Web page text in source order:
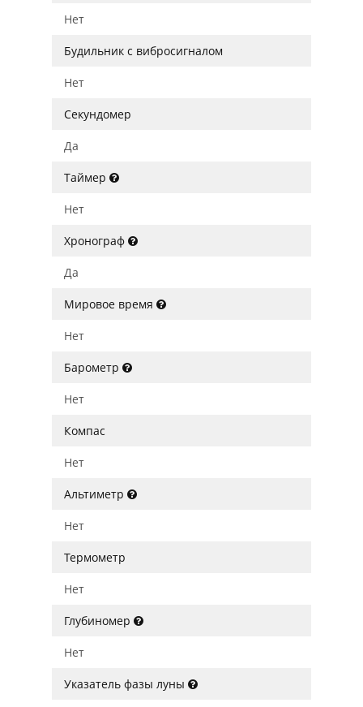
Нет
Будильник с вибросигналом
Нет
Секундомер
Да
Таймер
Нет
Хронограф
Да
Мировое время
Нет
Барометр
Нет
Компас
Нет
Альтиметр
Нет
Термометр
Нет
Глубиномер
Нет
Указатель фазы луны